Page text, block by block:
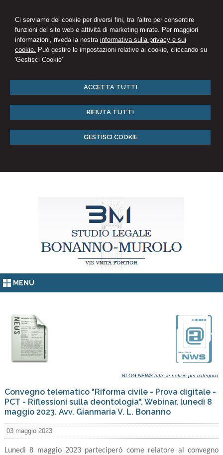
Ci serviamo dei cookie per diversi fini, tra l'altro per consentire
funzioni del sito web e attività di marketing mirate. Per maggiori
informazioni, riveda la nostra informativa sulla privacy e sui
cookie. Può gestire le impostazioni relative ai cookie, cliccando su
'Gestisci Cookie'
ACCETTA TUTTI
RIFIUTA TUTTI
GESTISCI COOKIE
MENU
BLOG NEWS tutte le notizie per categoria
Convegno telematico "Riforma civile - Prova digitale -
PCT - Riflessioni sulla deontologia". Webinar, lunedì 8
maggio 2023. Avv. Gianmaria V. L. Bonanno
03 maggio 2023
Lunedì 8 maggio 2023 parteciperò come relatore al convegno